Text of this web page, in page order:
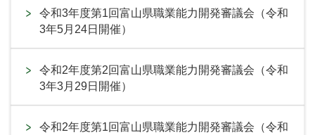
令和3年度第1回富山県職業能力開発審議会（令和
3年5月24日開催）
令和2年度第2回富山県職業能力開発審議会（令和
3年3月29日開催）
令和2年度第1回富山県職業能力開発審議会（令和